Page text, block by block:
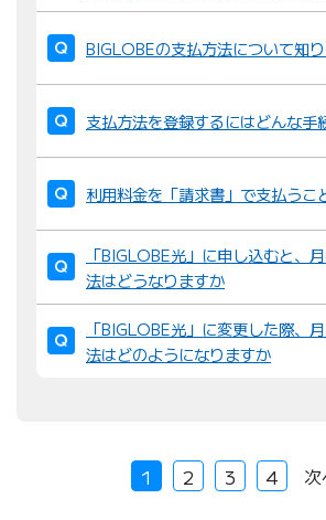
BIGLOBEの支払方法について知
支払方法を登録するにはどんな手
利用料金を「請求書」で支払うこ
「BIGLOBE光」に申し込むと、
法はどうなりますか
「BIGLOBE光」に変更した際、
法はどのようになりますか
1 2 3 4